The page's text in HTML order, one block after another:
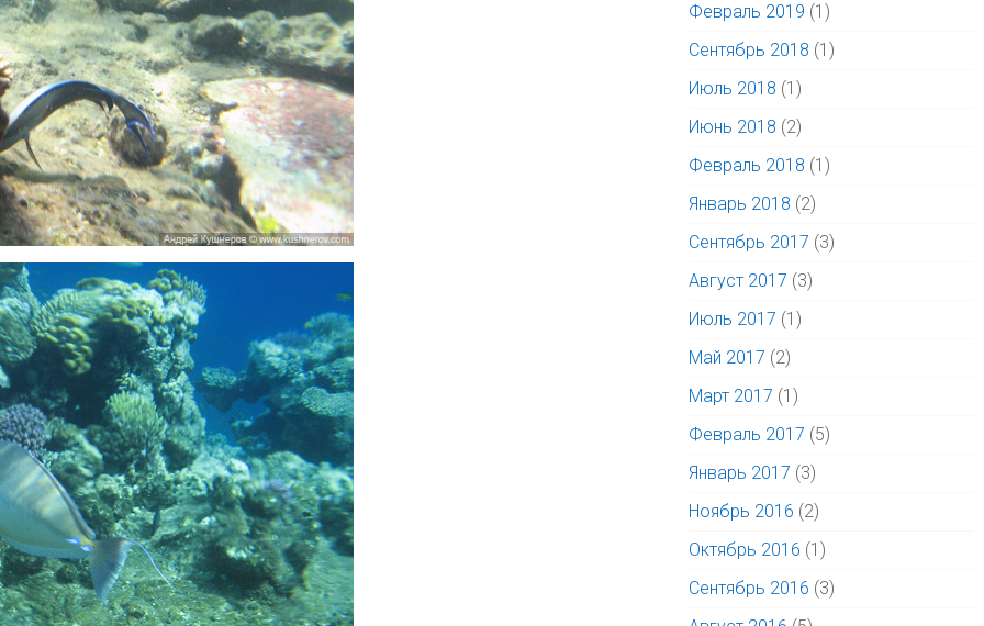
Февраль 2019 (1)
Сентябрь 2018 (1)
Июль 2018 (1)
Июнь 2018 (2)
Февраль 2018 (1)
Январь 2018 (2)
Сентябрь 2017 (3)
Август 2017 (3)
Июль 2017 (1)
Май 2017 (2)
Март 2017 (1)
Февраль 2017 (5)
Январь 2017 (3)
Ноябрь 2016 (2)
Октябрь 2016 (1)
Сентябрь 2016 (3)